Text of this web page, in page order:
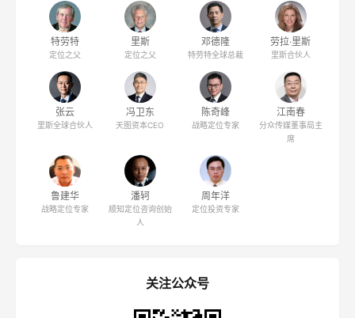
特劳特
定位之父
里斯
定位之父
邓德隆
特劳特全球总裁
劳拉·里斯
里斯合伙人
张云
里斯全球合伙人
冯卫东
天图资本CEO
陈奇峰
战略定位专家
江南春
分众传媒董事局主
席
鲁建华
战略定位专家
潘轲
顺知定位咨询创始
人
周年洋
定位投资专家
关注公众号